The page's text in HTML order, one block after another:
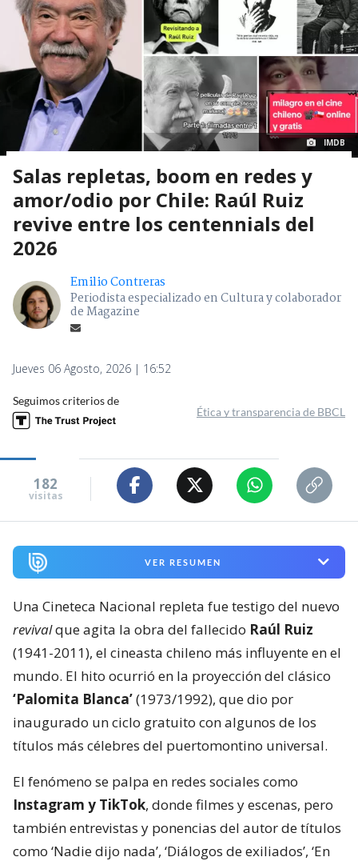
IMDB
Salas repletas, boom en redes y
amor/odio por Chile: Raúl Ruiz
revive entre los centennials del
2026
Emilio Contreras
Periodista especializado en Cultura y colaborador
de Magazine
Jueves 06 Agosto, 2026 | 16:52
Seguimos criterios de
Ética y transparencia de BBCL
182
visitas
VER RESUMEN
Una Cineteca Nacional repleta fue testigo del nuevo
revivalque agita la obra del fallecido Raúl Ruiz
(1941-2011), el cineasta chileno más influyente en el
mundo. El hito ocurrió en la proyección del clásico
‘Palomita Blanca’(1973/1992), que dio por
inaugurado un ciclo gratuito con algunos de los
títulos más célebres del puertomontino universal.
El fenómeno se palpa en redes sociales como
Instagram y TikTok, donde filmes y escenas, pero
también entrevistas y ponencias del autor de títulos
como ‘Nadie dijo nada’, ‘Diálogos de exiliados’, ‘En